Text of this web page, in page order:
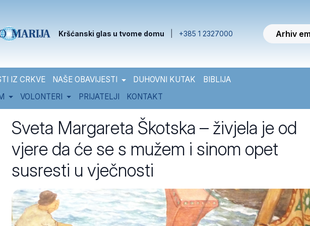
Kršćanski glas u tvome domu +385 1 2327000 Arhiv
IZ CRKVE NAŠE OBAVIJESTI DUHOVNI KUTAK
BIBLIJA
VOLONTERI PRIJATELJI KONTAKT
Sveta Margareta Škotska – živjela je od
vjere da će se s mužem i sinom opet
susresti u vječnosti